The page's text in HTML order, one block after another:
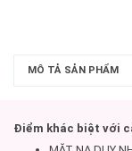
MÔ TẢ SẢN PHẨM
Điểm khác biệt với